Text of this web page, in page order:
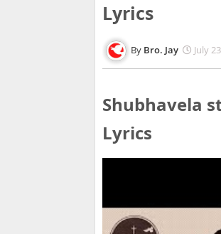
Lyrics
Bro. Jay July
Shubhavela
Lyrics